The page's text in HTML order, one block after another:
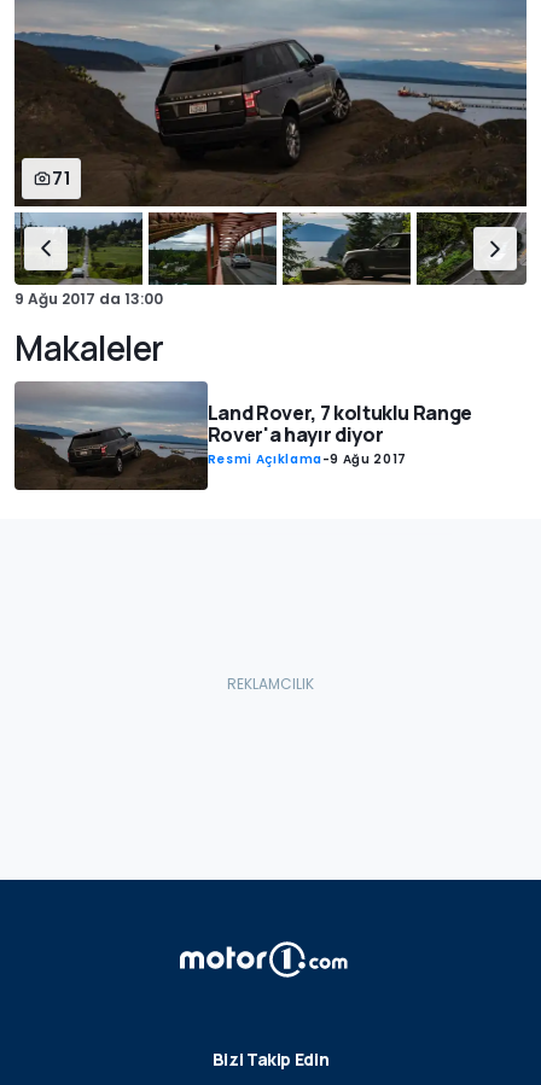
71
9 Ağu 2017 da 13:00
Makaleler
Land Rover, 7 koltuklu Range
Rover'a hayır diyor
Resmi Açıklama-9 Ağu 2017
Bizi Takip Edin